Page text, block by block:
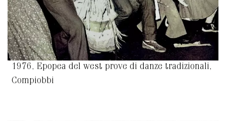
1976, Epopea del west prove di danze tradizionali,
Compiobbi